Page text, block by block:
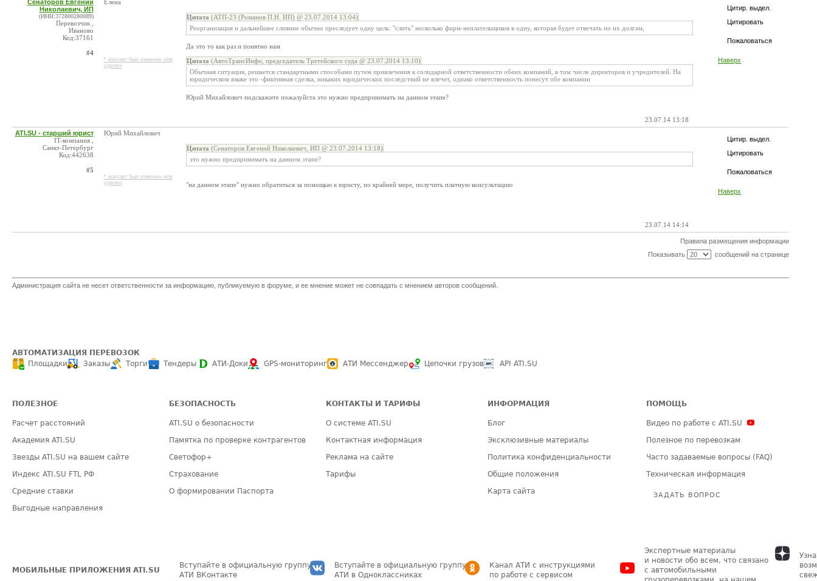
Цитир. выдел.
Цитировать
Пожаловаться
Наверх
Сенаторов Евгений
Николаевич, ИП
(ИНН:372800280089)
Перевозчик ,
Иваново
Код:37161
#4
Елена
* контакт был изменен или
удален
Цитата (АТП-23 (Романов П.Н. ИП) @ 23.07.2014 13:04)
Реорганизация и дальнейшее слияние обычно преследует одну цель: "слить" несколько фирм-неплательщиков в одну, которая будет отвечать по их долгам,
Да это то как раз и понятно нам
Цитата (АвтоТрансИнфо, председатель Третейского суда @ 23.07.2014 13:10)
Обычная ситуация, решается стандартными способами путем привлечения к солидарной ответственности обеих компаний, в том числе директоров и учредителей. На
юридическом языке это -фиктивная сделка, никаких юридических последствий не влечет, однако ответственность понесут обе компании
Юрий Михайлович подскажите пожалуйста это нужно предпринимать на данном этапе?
23.07.14 13:18
Цитир. выдел.
Цитировать
Пожаловаться
Наверх
ATI.SU - старший юрист
IT-компания ,
Санкт-Петербург
Код:442638
#5
Юрий Михайлович
* контакт был изменен или
удален
Цитата (Сенаторов Евгений Николаевич, ИП @ 23.07.2014 13:18)
это нужно предпринимать на данном этапе?
"на данном этапе" нужно обратиться за помощью к юристу, по крайней мере, получить платную консультацию
23.07.14 14:14
Правила размещения информации
Показывать
сообщений на странице
Администрация сайта не несет ответственности за информацию, публикуемую в форуме, и ее мнение может не совпадать с мнением авторов сообщений.
АВТОМАТИЗАЦИЯ ПЕРЕВОЗОК
Площадки
Заказы Торги Тендеры АТИ-Доки GPS-мониторинг АТИ Мессенджер Цепочки грузов API ATI.SU
ПОЛЕЗНОЕ
Расчет расстояний
Академия ATI.SU
Звезды ATI.SU на вашем сайте
Индекс ATI.SU FTL РФ
Средние ставки
Выгодные направления
БЕЗОПАСНОСТЬ
ATI.SU о безопасности
Памятка по проверке контрагентов
Светофор+
Страхование
О формировании Паспорта
КОНТАКТЫ И ТАРИФЫ
О системе ATI.SU
Контактная информация
Реклама на сайте
Тарифы
ИНФОРМАЦИЯ
Блог
Эксклюзивные материалы
Политика конфиденциальности
Общие положения
Карта сайта
ПОМОЩЬ
Видео по работе с ATI.SU
Полезное по перевозкам
Часто задаваемые вопросы (FAQ)
Техническая информация
ЗАДАТЬ ВОПРОС
МОБИЛЬНЫЕ ПРИЛОЖЕНИЯ ATI.SU
Вступайте в официальную группу
АТИ ВКонтакте
Вступайте в официальную группу
АТИ в Одноклассниках
Канал АТИ с инструкциями
по работе с сервисом
Экспертные материалы
и новости обо всем, что связано
с автомобильными